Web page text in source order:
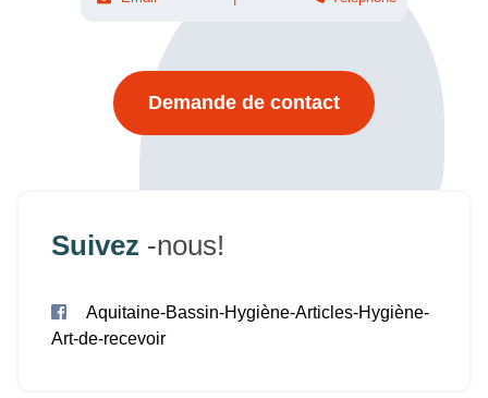
Demande de contact
Suivez -nous!
Aquitaine-Bassin-Hygiène-Articles-Hygiène-
Art-de-recevoir